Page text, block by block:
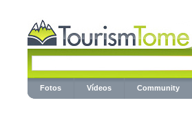
Fotos Vídeos Community